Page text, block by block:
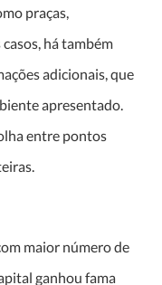
praças,
há também
adicionais, que
apresentado.
entre pontos
maior número de
ganhou fama